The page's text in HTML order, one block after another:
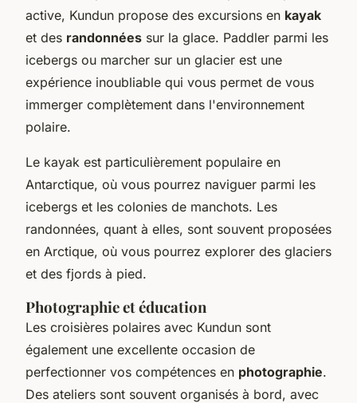
active, Kundun propose des excursions en kayak
et des randonnées sur la glace. Paddler parmi les
icebergs ou marcher sur un glacier est une
expérience inoubliable qui vous permet de vous
immerger complètement dans l'environnement
polaire.
Le kayak est particulièrement populaire en
Antarctique, où vous pourrez naviguer parmi les
icebergs et les colonies de manchots. Les
randonnées, quant à elles, sont souvent proposées
en Arctique, où vous pourrez explorer des glaciers
et des fjords à pied.
Photographie et éducation
Les croisières polaires avec Kundun sont
également une excellente occasion de
perfectionner vos compétences en photographie.
Des ateliers sont souvent organisés à bord, avec